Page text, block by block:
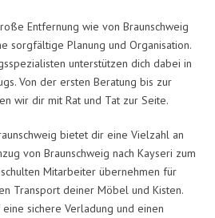
Entfernung wie von Braunschweig
sorgfältige Planung und Organisation.
unterstützen dich dabei in
Von der ersten Beratung bis zur
wir dir mit Rat und Tat zur Seite.
bietet dir eine Vielzahl an
von Braunschweig nach Kayseri zum
Mitarbeiter übernehmen für
Transport deiner Möbel und Kisten.
sichere Verladung und einen